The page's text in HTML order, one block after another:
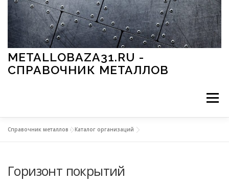
Перейти к содержимому
METALLOBAZA31.RU -
СПРАВОЧНИК МЕТАЛЛОВ
Меню
МЕТАЛЛЫ И ОКРУЖАЮЩАЯ СРЕДА
Справочник металлов »Каталог организаций
Горизонт покрытий